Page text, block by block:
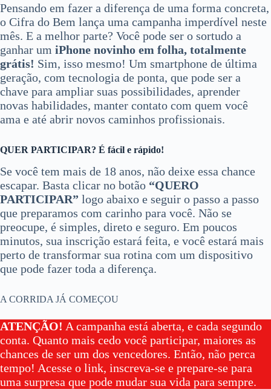
Pensando em fazer a diferença de uma forma concreta,
o Cifra do Bem lança uma campanha imperdível neste
mês. E a melhor parte? Você pode ser o sortudo a
ganhar um iPhone novinho em folha, totalmente
grátis! Sim, isso mesmo! Um smartphone de última
geração, com tecnologia de ponta, que pode ser a
chave para ampliar suas possibilidades, aprender
novas habilidades, manter contato com quem você
ama e até abrir novos caminhos profissionais.
QUER PARTICIPAR? É fácil e rápido!
Se você tem mais de 18 anos, não deixe essa chance
escapar. Basta clicar no botão “QUERO
PARTICIPAR” logo abaixo e seguir o passo a passo
que preparamos com carinho para você. Não se
preocupe, é simples, direto e seguro. Em poucos
minutos, sua inscrição estará feita, e você estará mais
perto de transformar sua rotina com um dispositivo
que pode fazer toda a diferença.
A CORRIDA JÁ COMEÇOU
ATENÇÃO! A campanha está aberta, e cada segundo
conta. Quanto mais cedo você participar, maiores as
chances de ser um dos vencedores. Então, não perca
tempo! Acesse o link, inscreva-se e prepare-se para
uma surpresa que pode mudar sua vida para sempre.